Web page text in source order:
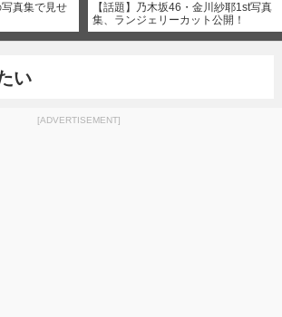
真集で見せ
【話題】乃木坂46・金川紗耶1st写真
集、ランジェリーカット公開！
い
[ADVERTISEMENT]